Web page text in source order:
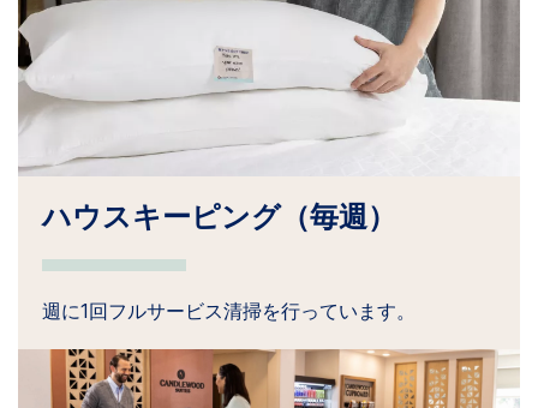
ハウスキーピング（毎週）
週に1回フルサービス清掃を行っています。